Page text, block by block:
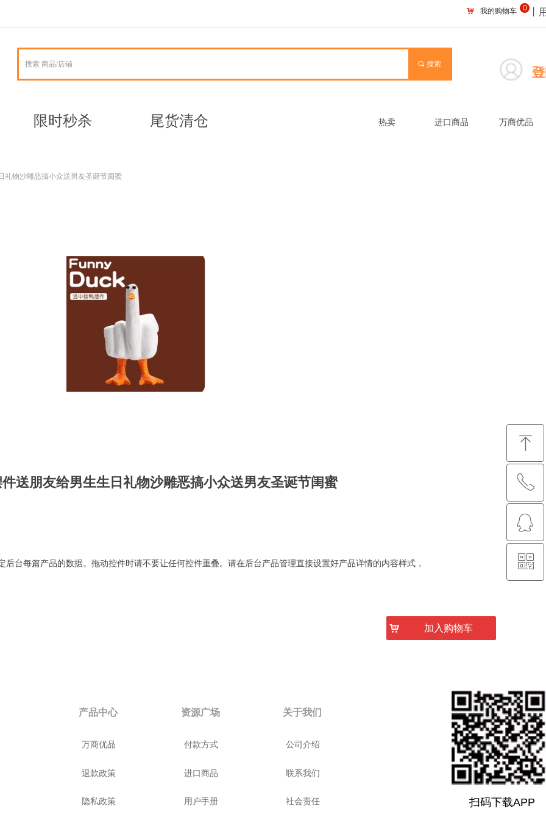
끠 搜索
限时秒杀 尾货清仓 热卖 进口商品 万商优品
丨
낙 我的购物车 0
编辑它，非常
礼物沙雕恶搞小众送男友圣诞节闺蜜
送朋友给男生生日礼物沙雕恶搞小众送男友圣诞节闺蜜
台每篇产品的数据。拖动控件时请不要让任何控件重叠。请在后台产品管理直接设置好产品详情的内容样式，
낙 加入购物车
扫码下载APP
产品中心
万商优品
退款政策
隐私政策
付款方式
进口商品
用户手册
资源广场
公司介绍
联系我们
社会责任
关于我们
扫码下载APP
ꁸ
回到顶部
ꂅ
88888888
ꁗ
QQ客服
ꀥ